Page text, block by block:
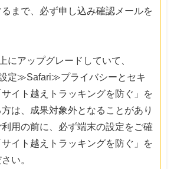
まで、必ず申し込み確認メールを
にアップグレードしていて、
定≫Safari≫プライバシーとセキ
サイト越えトラッキングを防ぐ」を
は、成果対象外となることがあり
用の前に、必ず端末の設定をご確
イト越えトラッキングを防ぐ」を
い。